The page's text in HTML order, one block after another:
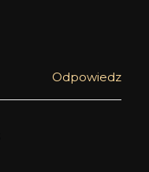
Odpowiedz